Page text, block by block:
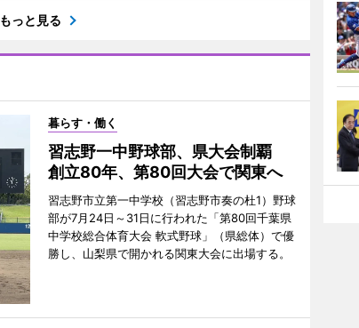
もっと見る
暮らす・働く
習志野一中野球部、県大会制覇
創立80年、第80回大会で関東へ
習志野市立第一中学校（習志野市奏の杜1）野球
部が7月24日～31日に行われた「第80回千葉県
中学校総合体育大会 軟式野球」（県総体）で優
勝し、山梨県で開かれる関東大会に出場する。